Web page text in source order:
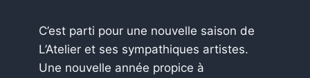
C’est parti pour une nouvelle saison de
L’Atelier et ses sympathiques artistes.
Une nouvelle année propice à